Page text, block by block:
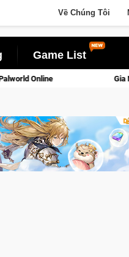
Về Chúng Tôi
Game List
Gia Nhập Closed Beta